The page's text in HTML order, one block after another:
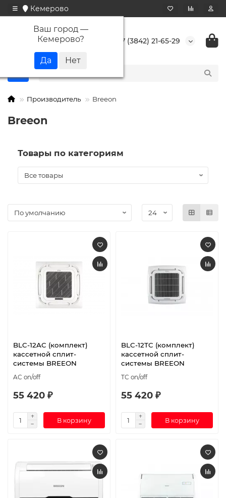
Кемерово
Ваш город —
Кемерово? +7 (3842) 21-65-29
Производитель Breeon
Breeon
Товары по категориям
BLC-12AC (комплект)
кассетной сплит-
системы BREEON
AC on/off
55 420 ₽
В корзину
BLC-12TC (комплект)
кассетной сплит-
системы BREEON
TC on/off
55 420 ₽
В корзину